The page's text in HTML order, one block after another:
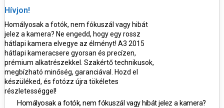
Hívjon!
Homályosak a fotók, nem fókuszál vagy hibát
jelez a kamera? Ne engedd, hogy egy rossz
hátlapi kamera elvegye az élményt! A3 2015
hátlapi kameracsere gyorsan és precízen,
prémium alkatrészekkel. Szakértő technikusok,
megbízható minőség, garanciával. Hozd el
készüléked, és fotózz újra tökéletes
részletességgel!
Homályosak a fotók, nem fókuszál vagy hibát jelez a kamera?